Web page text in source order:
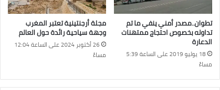
تطوان..مصدر أمني ينفي ما تم
تداوله بخصوص احتجاج ممتهنات
الدعارة
18 يوليو 2019 على الساعة 5:39
مساءً
مجلة أرجنتينية تعتبر المغرب
وجهة سياحية رائدة حول العالم
26 أكتوبر 2024 على الساعة 12:04
مساءً